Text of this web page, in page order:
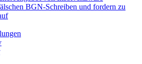
BGN-Schreiben und fordern zu